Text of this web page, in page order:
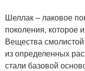
Шеллак – лаковое
поколения, которое
Вещества
из определенных
стали базовой